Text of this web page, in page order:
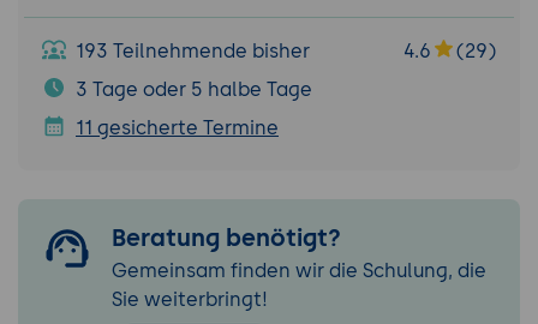
193 Teilnehmende bisher 4.6
(29)
3 Tage oder 5 halbe Tage
11 gesicherte Termine
Beratung benötigt?
Gemeinsam finden wir die Schulung, die
Sie weiterbringt!